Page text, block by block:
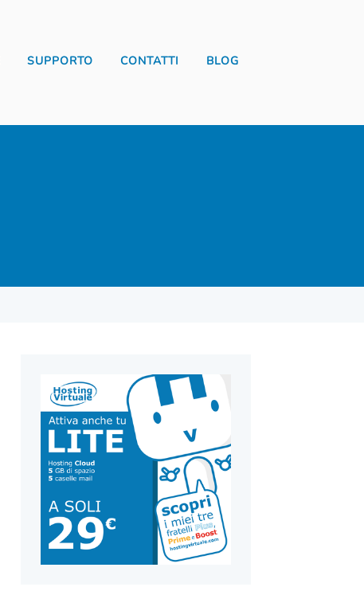
SUPPORTO CONTATTI BLOG